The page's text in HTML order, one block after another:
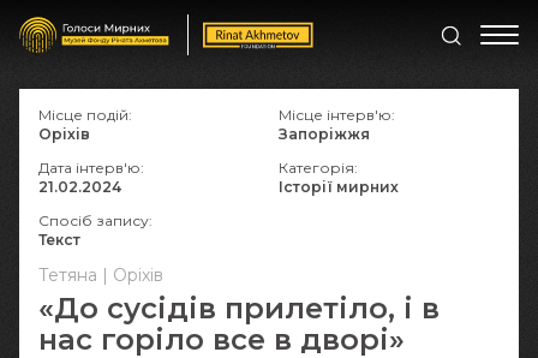
Тетяна | Оріхів
«До сусідів прилетіло, і в
нас горіло все в дворі»
Місце подій:
Оріхів
Місце інтерв'ю:
Запоріжжя
Дата інтерв'ю:
21.02.2024
Категорія:
Історії мирних
Спосіб запису:
Текст